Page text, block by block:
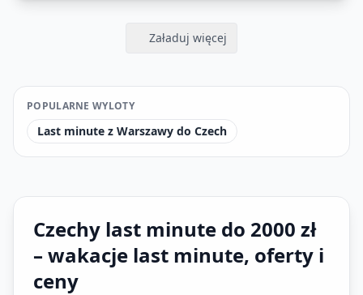
Załaduj więcej
POPULARNE WYLOTY
Last minute z Warszawy do Czech
Czechy last minute do 2000 zł
– wakacje last minute, oferty i
ceny